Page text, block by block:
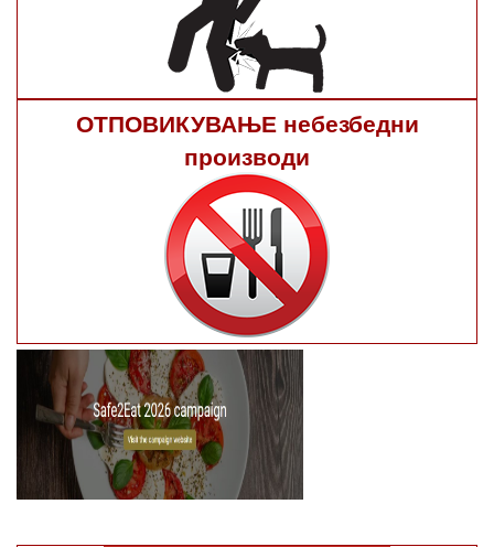
ОТПОВИКУВАЊЕ небезбедни
производи